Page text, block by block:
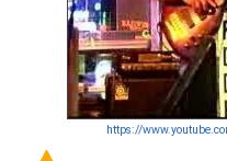
https://